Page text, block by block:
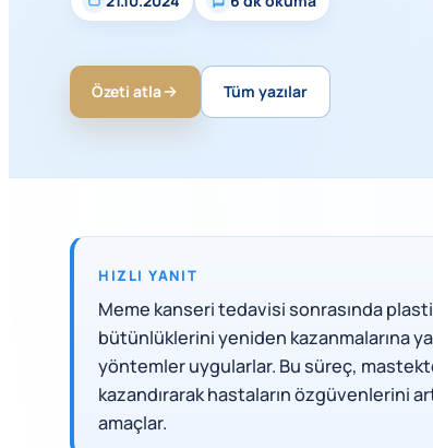
Özeti atla Tüm yazılar
HIZLI YANIT
Meme kanseri tedavisi sonrasında
bütünlüklerini yeniden kazanmalarına
yöntemler uygularlar. Bu süreç,
kazandırarak hastaların özgüvenlerini
amaçlar.